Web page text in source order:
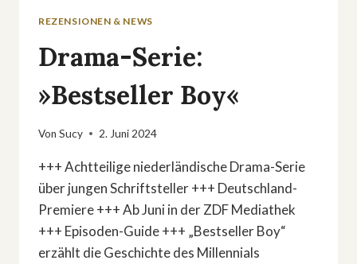
REZENSIONEN & NEWS
Drama-Serie:
»Bestseller Boy«
Von Sucy 2. Juni 2024
+++ Achtteilige niederländische Drama-Serie
über jungen Schriftsteller +++ Deutschland-
Premiere +++ Ab Juni in der ZDF Mediathek
+++ Episoden-Guide +++ „Bestseller Boy“
erzählt die Geschichte des Millennials